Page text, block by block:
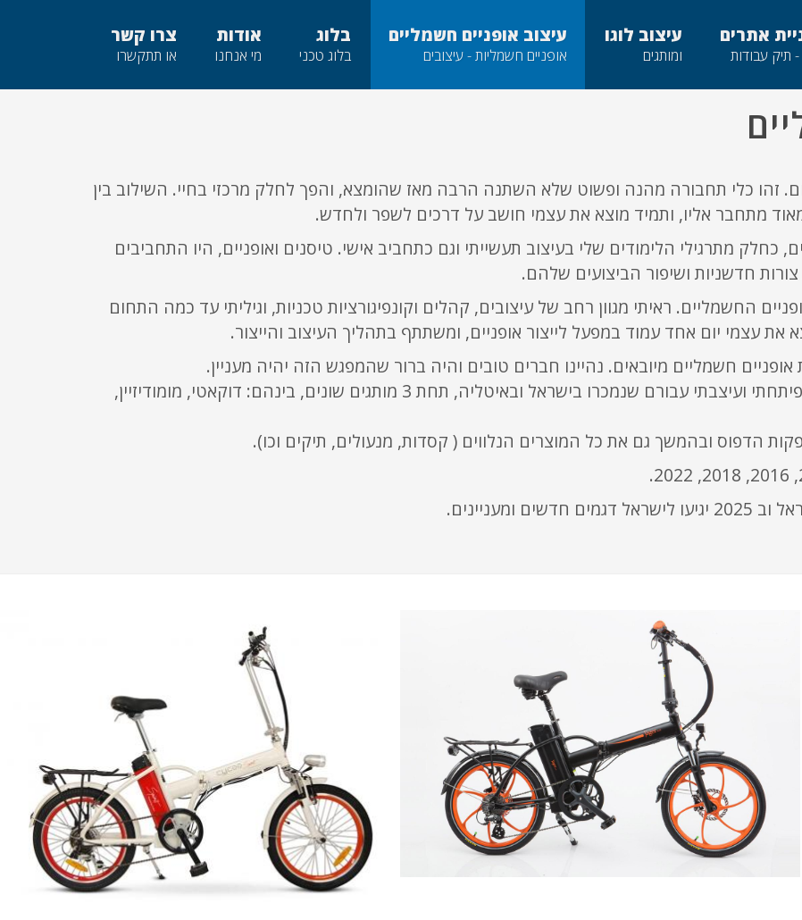
אתרים
תיק עבודות
עיצוב לוגו
ומותגים
עיצוב אופניים חשמליים
אופניים חשמליות - עיצובים
בלוג
בלוג טכני
אודות
מי אנחנו
צרו קשר
או תתקשרו
זהו כלי תחבורה מהנה ופשוט שלא השתנה הרבה מאז שהומצא, והפך לחלק מרכזי בחיי. השילוב בין
מאוד מתחבר אליו, ותמיד מוצא את עצמי חושב על דרכים לשפר ולחדש.
אופניים, כחלק מתרגילי הלימודים שלי בעיצוב תעשייתי וגם כתחביב אישי. טיסנים ואופניים, היו התחביבים
חדשניות ושיפור הביצועים שלהם.
האופניים החשמליים. ראיתי מגוון רחב של עיצובים, קהלים וקונפיגורציות טכניות, וגיליתי עד כמה התחום
את עצמי יום אחד עמוד במפעל לייצור אופניים, ומשתתף בתהליך העיצוב והייצור.
ב-2014 כבר הגיעו דגמי אופניים חשמליים שפיתחתי ועיצבתי עבורם שנמכרו בישראל ובאיטליה, תחת 3 מותגים שונים, בינהם: דוקאטי, מומודיזיין,
הדפוס ובהמשך גם את כל המוצרים הנלווים ( קסדות, מנעולים, תיקים וכו).